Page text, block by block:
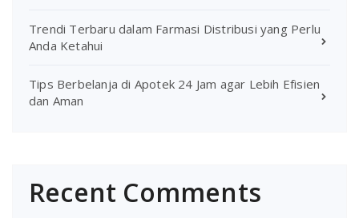
Trendi Terbaru dalam Farmasi Distribusi yang Perlu
Anda Ketahui
Tips Berbelanja di Apotek 24 Jam agar Lebih Efisien
dan Aman
Recent Comments